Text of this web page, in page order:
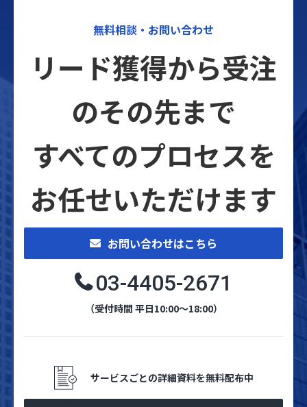
無料相談・お問い合わせ
リード獲得から受注
のその先まで
すべてのプロセスを
お任せいただけます
お問い合わせはこちら
03-4405-2671
（受付時間 平日10:00～18:00）
サービスごとの詳細資料を無料配布中